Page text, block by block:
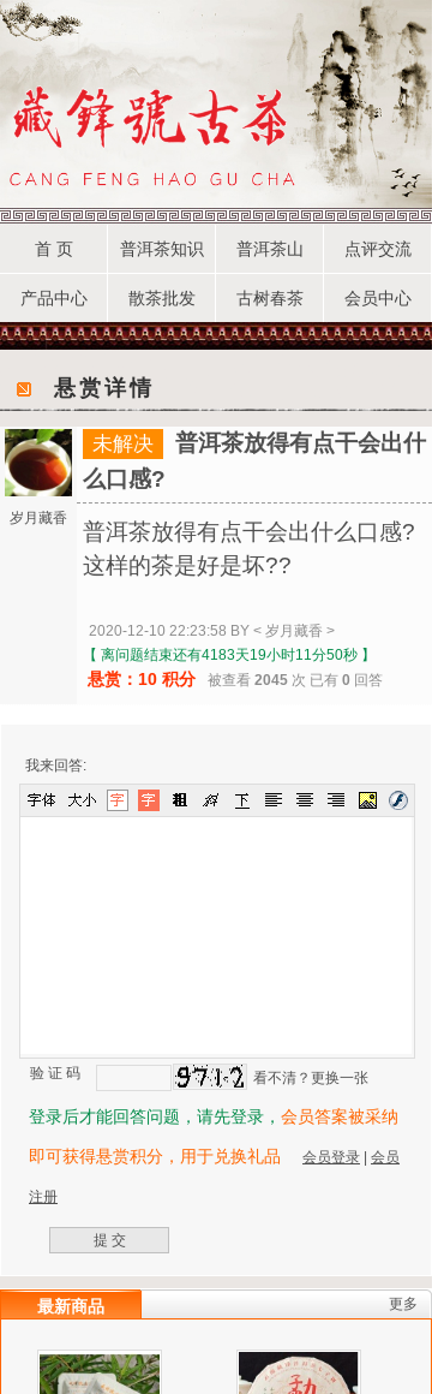
首 页 普洱茶知识 普洱茶山 点评交流
产品中心 散茶批发 古树春茶 会员中心
岁月藏香
未解决
普洱茶放得有点干会出什
么口感?
普洱茶放得有点干会出什么口感?
这样的茶是好是坏??
2020-12-10 22:23:58 BY < 岁月藏香 >
【 离问题结束还有4183天19小时11分50秒 】
悬赏：10 积分 被查看 2045 次 已有 0 回答
我来回答:
验 证 码 看不清？更换一张
登录后才能回答问题，请先登录， 会员答案被采纳
即可获得悬赏积分，用于兑换礼品 会员登录 会员
注册
悬赏详情
最新商品 更多